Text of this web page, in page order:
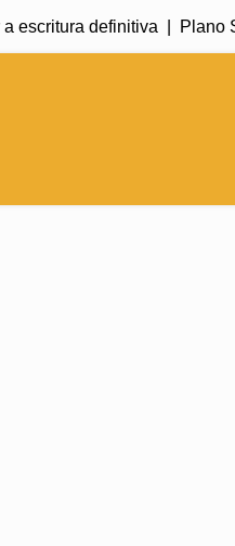
definitiva |Plano Safra